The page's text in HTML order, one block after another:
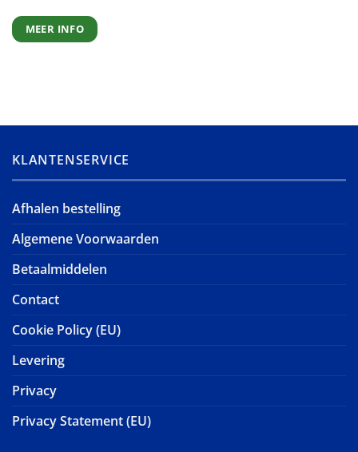
MEER INFO
KLANTENSERVICE
Afhalen bestelling
Algemene Voorwaarden
Betaalmiddelen
Contact
Cookie Policy (EU)
Levering
Privacy
Privacy Statement (EU)